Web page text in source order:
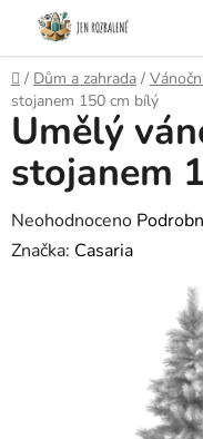
Přejít
obsah
Domů
/ Dům a zahrada /
stojanem 150 cm bílý
Umělý
stojanem
Průměrné
hodnocení
Neohodnoceno
Značka: Casaria